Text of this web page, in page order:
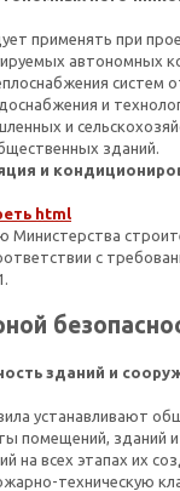
применять при
автономных
систем
и
и
зданий.
и
html
с
зданий и
устанавливают
помещений, зданий и
на всех этапах их
техническую